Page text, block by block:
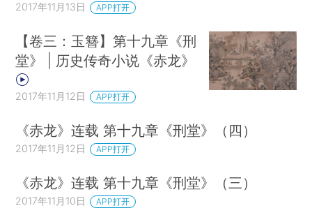
2017年11月13日 APP打开
【卷三：玉簪】第十九章《刑
堂》 | 历史传奇小说《赤龙》
2017年11月12日 APP打开
《赤龙》连载 第十九章《刑堂》（四）
2017年11月12日 APP打开
《赤龙》连载 第十九章《刑堂》（三）
2017年11月10日 APP打开